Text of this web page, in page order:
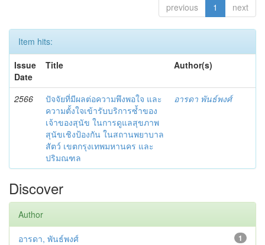
previous 1 next
Item hits:
Issue
Date
Title Author(s)
2566
ปัจจัยที่มีผลต่อความพึงพอใจ และ
ความตั้งใจเข้ารับบริการซ้ำของ
เจ้าของสุนัข ในการดูแลสุขภาพ
สุนัขเชิงป้องกัน ในสถานพยาบาล
สัตว์ เขตกรุงเทพมหานคร และ
ปริมณฑล
อารดา พันธ์พงศ์
Discover
Author
1
อารดา, พันธ์พงศ์